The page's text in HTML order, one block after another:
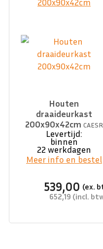
Houten
draaideurkast
200x90x42cm CAESR
Levertijd:
binnen
22 werkdagen
539,00
652,19
Meer info en bestel